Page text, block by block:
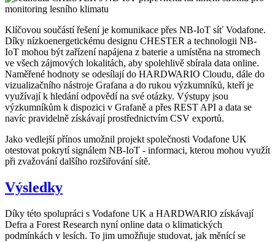
Klíčovou součástí řešení je komunikace přes NB-IoT síť Vodafone.
Díky nízkoenergetickému designu CHESTER a technologii NB-
IoT mohou být zařízení napájena z baterie a umístěna na stromech
ve všech zájmových lokalitách, aby spolehlivě sbírala data online.
Naměřené hodnoty se odesílají do HARDWARIO Cloudu, dále do
vizualizačního nástroje Grafana a do rukou výzkumníků, kteří je
využívají k hledání odpovědí na své otázky. Výstupy jsou
výzkumníkům k dispozici v Grafaně a přes REST API a data se
navíc pravidelně získávají prostřednictvím CSV exportů.
Jako vedlejší přínos umožnil projekt společnosti Vodafone UK
otestovat pokrytí signálem NB-IoT - informaci, kterou mohou využít
při zvažování dalšího rozšiřování sítě.
Výsledky
Díky této spolupráci s Vodafone UK a HARDWARIO získávají
Defra a Forest Research nyní online data o klimatických
podmínkách v lesích. To jim umožňuje studovat, jak měnící se